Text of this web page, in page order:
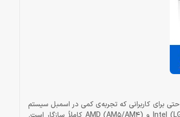
به لطف براکت‌های فلزی مقاوم و طراحی مهندسی‌شده، نصب خنک کننده دیپ کول Deepcool LE720 black ARGB حتی برای کاربرانی که تجربه‌ی کمی در اسمبل سیستم